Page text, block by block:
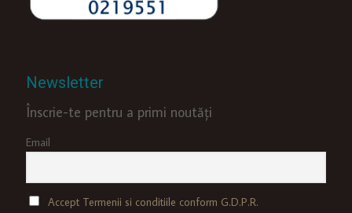
Newsletter
Înscrie-te pentru a primi noutăți
Email
Accept Termenii si conditiile conform G.D.P.R.